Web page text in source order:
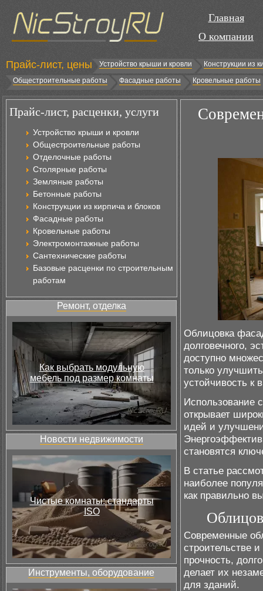
Главная
О компании
Прайс-лист, цены Устройство крыши и кровли
Конструкции из
Общестроительные работы
Фасадные работы Кровельные работы
Прайс-лист, расценки, услуги
Устройство крыши и кровли
Общестроительные работы
Отделочные работы
Столярные работы
Земляные работы
Бетонные работы
Конструкции из кирпича и блоков
Фасадные работы
Кровельные работы
Электромонтажные работы
Сантехнические работы
Базовые расценки по строительным
работам
Ремонт, отделка
Как выбрать модульную
мебель под размер комнаты
Новости недвижимости
Чистые комнаты: стандарты
ISO
Инструменты, оборудование
Облицовка
долговечного,
доступно
только
устойчивость к
Использование
открывает
идей и
становятся
В статье
наиболее
как правильно
Современные
строительстве
прочность,
делает их
для зданий.